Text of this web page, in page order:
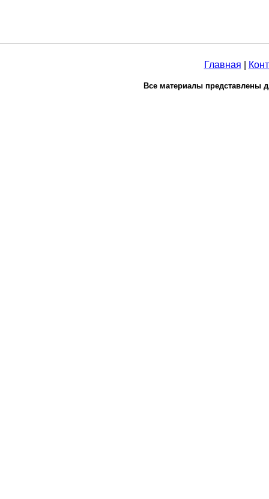
Главная
Все материалы представлены